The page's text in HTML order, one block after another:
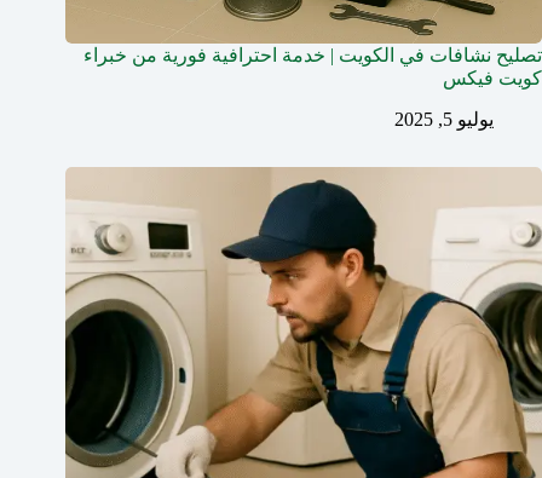
تصليح نشافات في الكويت | خدمة احترافية فورية من خبراء
كويت فيكس
يوليو 5, 2025